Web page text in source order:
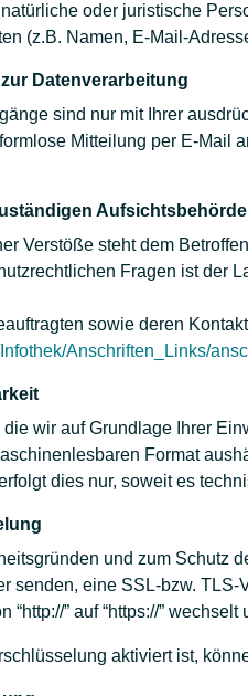
oder juristische
(z.B. Namen, E-Mail-
Datenverarbeitung
sind nur mit Ihrer
Mitteilung per E-Mail
Aufsichtsbehörde
Verstöße steht dem
Fragen ist der
sowie deren
Anschriften_Links/
wir auf Grundlage Ihrer
Format
dies nur, soweit es
und zum Schutz
senden, eine SSL-bzw.
“http://” auf “https://”
aktiviert ist,